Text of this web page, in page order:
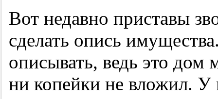
Вот недавно приставы
сделать опись
описывать, ведь это дом
ни копейки не вложил.